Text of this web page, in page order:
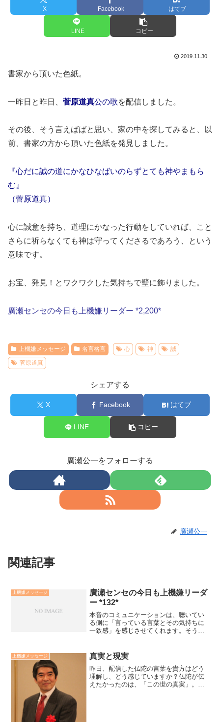
X Facebook はてブ
LINE コピー
2019.11.30
書家から頂いた色紙。
一昨日と昨日、 菅原道真公の歌を配信しました。
その後、そう言えばばと思い、家の中を探してみると、以
前、書家の方から頂いた色紙を発見しました。
『心だに誠の道にかなひなばいのらずとても神やまもら
む』
（菅原道真）
心に誠意を持ち、道理にかなった行動をしていれば、こと
さらに祈らなくても神は守ってくださるであろう、という
意味です。
お宝、発見！とワクワクした気持ちで壁に飾りました。
廣瀬センセの今日も上機嫌リーダー *2,200*
上機嫌メッセージ 名言格言 心 神
誠
菅原道真
シェアする
X Facebook はてブ
LINE コピー
廣瀬公一をフォローする
廣瀬公一
関連記事
上機嫌メッセージ
廣瀬センセの今日も上機嫌リーダ
ー *132*
本音のコミュニケーションは、聴いてい
る側に「言っている言葉とその気持ちに
一致感」を感じさせてくれます。そうい
音のコミュニケーションをして欲しけれ
ば、まず「自分から本音で...
上機嫌メッセージ 真実と現実
昨日、配信した仏陀の言葉を貴方はどう
理解し、どう感じていますか？仏陀が伝
えたかったのは、「この世の真実」。仏